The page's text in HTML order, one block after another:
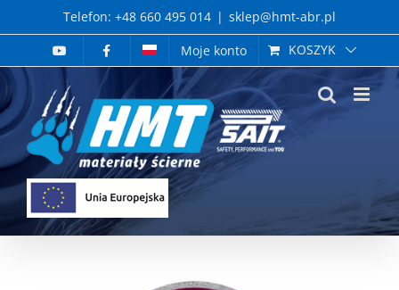
to
Telefon: +48 660 495 014 | sklep@hmt-abr.pl
Moje konto
KOSZYK